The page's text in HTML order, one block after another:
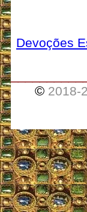
Devoções
© 2018-